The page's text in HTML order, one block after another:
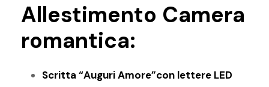
Allestimento Camera
romantica:
Scritta “Auguri Amore”con lettere LED